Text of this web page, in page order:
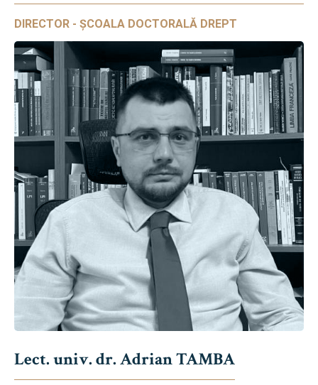
DIRECTOR - ȘCOALA DOCTORALĂ DREPT
Lect. univ. dr. Adrian TAMBA